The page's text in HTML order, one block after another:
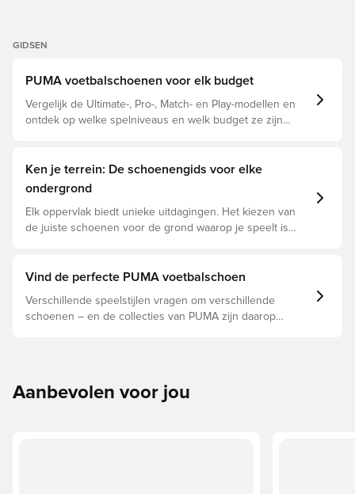
GIDSEN
PUMA voetbalschoenen voor elk budget
Vergelijk de Ultimate-, Pro-, Match- en Play-modellen en
ontdek op welke spelniveaus en welk budget ze zijn
Ken je terrein: De schoenengids voor elke
ondergrond
Elk oppervlak biedt unieke uitdagingen. Het kiezen van
de juiste schoenen voor de grond waarop je speelt is
schoen. Lees verder om te zien welke schoenen de
Vind de perfecte PUMA voetbalschoen
Verschillende speelstijlen vragen om verschillende
schoenen – en de collecties van PUMA zijn daarop
Aanbevolen voor jou